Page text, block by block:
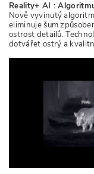
Reality+ AI :
Nově vyvinutý
eliminuje šum
ostrost detailů.
dotvářet ostrý a